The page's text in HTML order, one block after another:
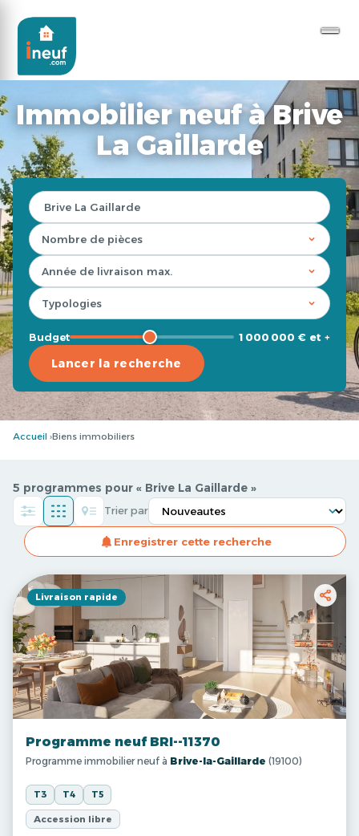
Immobilier neuf à Brive
La Gaillarde
Budget 1 000 000 € et +
Lancer la recherche
Accueil Biens immobiliers
5 programmes pour « Brive La Gaillarde »
Enregistrer cette recherche
Trier par
Livraison rapide
Programme neuf BRI--11370
Programme immobilier neuf à Brive-la-Gaillarde (19100)
T3 T4 T5
Accession libre